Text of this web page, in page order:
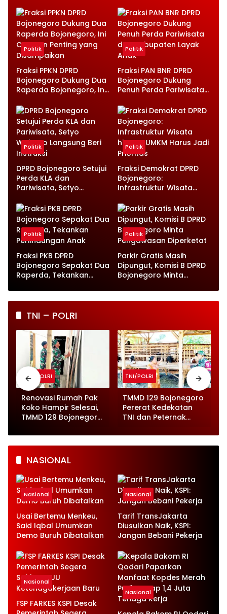
Politik
Fraksi PPKN DPRD
Bojonegoro Dukung Dua
Raperda Bojonegoro, Ini
Disampaikan
Politik
Fraksi PAN BNR DPRD
Bojonegoro Dukung
Penuh Perda Pariwisata
Anak
Politik
DPRD Bojonegoro Setujui
Perda KLA dan
Pariwisata, Setyo
Instruksi
Politik
Fraksi Demokrat DPRD
Bojonegoro:
Infrastruktur Wisata
Prioritas
Politik
Fraksi PKB DPRD
Bojonegoro Sepakat Dua
Raperda, Tekankan
Politik
Parkir Gratis Masih
Dipungut, Komisi B DPRD
Bojonegoro Minta
TNI – POLRI
TNI/POLRI
Renovasi Rumah Pak
Koko Hampir Selesai,
TMMD 129 Bojonegoro
Pesat
TNI/POLRI
TMMD 129 Bojonegoro
Pererat Kedekatan
TNI dan Peternak
NASIONAL
Nasional
Usai Bertemu Menkeu,
Said Iqbal Umumkan
Demo Buruh Dibatalkan
Nasional
Tarif TransJakarta
Diusulkan Naik, KSPI:
Jangan Bebani Pekerja
Nasional
FSP FARKES KSPI Desak
Nasional